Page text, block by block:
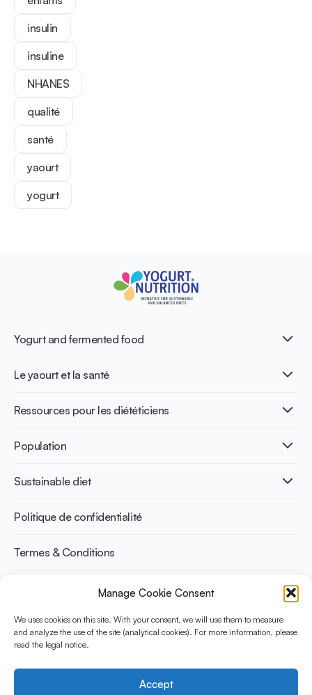
Manage Cookie Consent
We uses cookies on this site. With your consent, we will use them to measure
and analyze the use of the site (analytical cookies). For more information, please
read the legal notice.
Accept
insulin
insuline
NHANES
qualité
santé
yaourt
yogurt
Yogurt and fermented food
Qu’est-ce que le yaourt ?
Nutri-dense food
Le yaourt et la santé
Healthy Diets & Lifestyle
Santé intestinale
Santé osseuse
Gestion du poids
Ressources pour les diététiciens
Publications
Infographics
Recettes
Population
Adulte
Sportif
Sustainable diet
Benefits for planet health
Benefits for human health
Politique de confidentialité
Termes & Conditions
YINI (The Yogurt in Nutrition Initiative) est financée par le
Danone Institute International. Elle vise à évaluer et partager les
preuves actuelles sur la place du yaourt dans les régimes